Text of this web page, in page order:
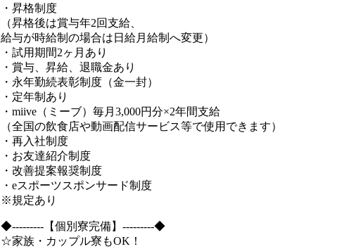
・昇格制度
（昇格後は賞与年2回支給、
給与が時給制の場合は日給月給制へ変更）
・試用期間2ヶ月あり
・賞与、昇給、退職金あり
・永年勤続表彰制度（金一封）
・定年制あり
・miive（ミーブ）毎月3,000円分×2年間支給
（全国の飲食店や動画配信サービス等で使用できます）
・再入社制度
・お友達紹介制度
・改善提案報奨制度
・eスポーツスポンサード制度
※規定あり
◆---------【個別寮完備】---------◆
☆家族・カップル寮もOK！